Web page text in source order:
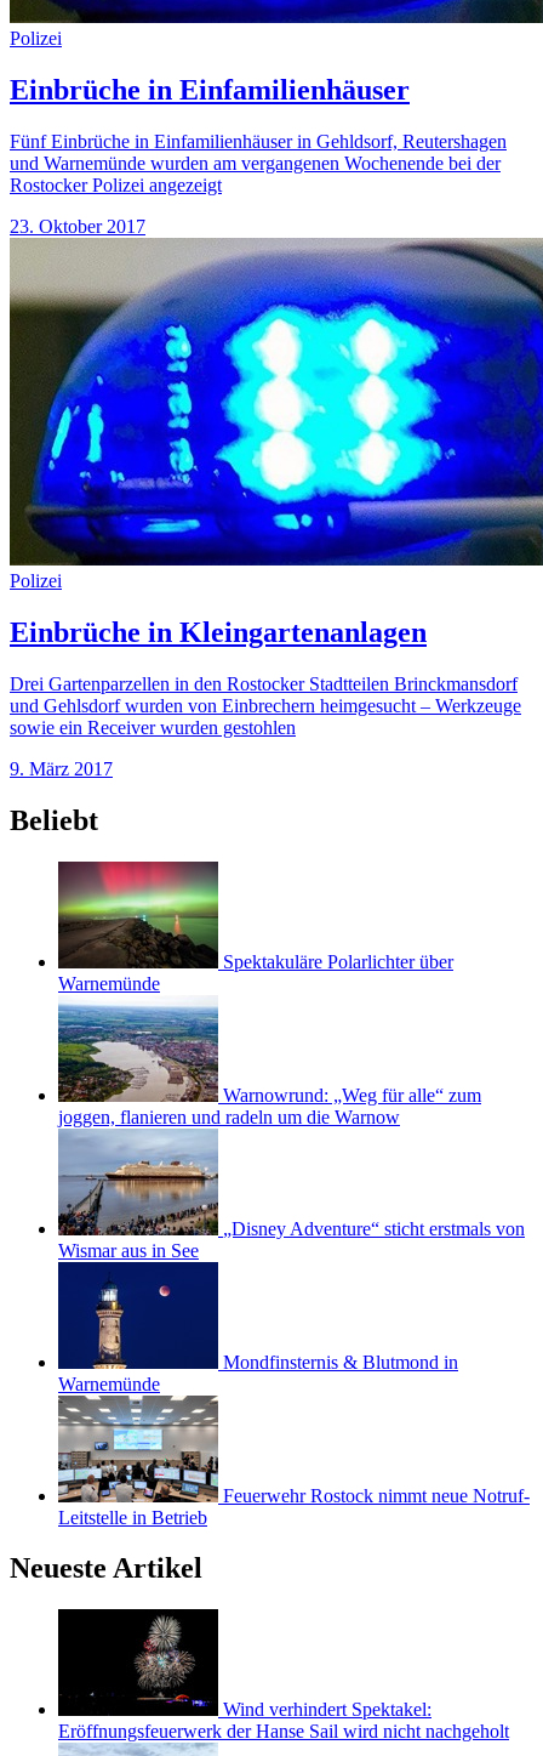
Polizei
Einbrüche in Einfamilienhäuser
Fünf Einbrüche in Einfamilienhäuser in Gehldsorf, Reutershagen
und Warnemünde wurden am vergangenen Wochenende bei der
Rostocker Polizei angezeigt
23. Oktober 2017
Polizei
Einbrüche in Kleingartenanlagen
Drei Gartenparzellen in den Rostocker Stadtteilen Brinckmansdorf
und Gehlsdorf wurden von Einbrechern heimgesucht – Werkzeuge
sowie ein Receiver wurden gestohlen
9. März 2017
Beliebt
Spektakuläre Polarlichter über
Warnemünde
Warnowrund: „Weg für alle“ zum
joggen, flanieren und radeln um die Warnow
„Disney Adventure“ sticht erstmals von
Wismar aus in See
Mondfinsternis & Blutmond in
Warnemünde
Feuerwehr Rostock nimmt neue Notruf-
Leitstelle in Betrieb
Neueste Artikel
Wind verhindert Spektakel:
Eröffnungsfeuerwerk der Hanse Sail wird nicht nachgeholt